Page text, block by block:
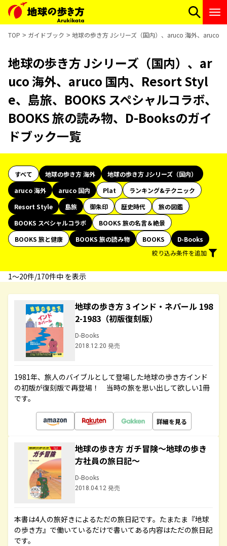
TOP ガイドブック 地球の歩き方 Jシリーズ（国内）、aruco 海外、aruco
地球の歩き方 Jシリーズ（国内）、ar
uco 海外、aruco 国内、Resort Styl
e、島旅、BOOKS スペシャルコラボ、
BOOKS 旅の読み物、D-Booksのガイ
ドブック一覧
すべて 地球の歩き方 海外
地球の歩き方 Jシリーズ（国内）
aruco 海外
aruco 国内 Plat
ランキング&テクニック
Resort Style
島旅 御朱印 歴史時代
旅の図鑑
BOOKS スペシャルコラボ
BOOKS 旅の名言＆絶景
BOOKS 旅と健康
BOOKS 旅の読み物 BOOKS
D-Books
絞り込み条件を追加
1〜20件/170件中 を表示
地球の歩き方 3 インド・ネパール 198
2-1983（初版復刻版）
D-Books
2018.12.20 発売
1981年、旅人のバイブルとして登場した地球の歩き方インド
の初版が復刻版で再登場！ 当時の旅を思い出して欲しい1冊
です。
詳細を見る
地球の歩き方 ガチ冒険～地球の歩き
方社員の旅日記～
D-Books
2018.04.12 発売
本書は4人の旅好きによるただの旅日記です。たまたま『地球
の歩き方』で働いているだけで書いてある内容はただの旅日記
です。